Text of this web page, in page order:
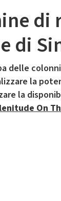
di
di
delle
la
la
On